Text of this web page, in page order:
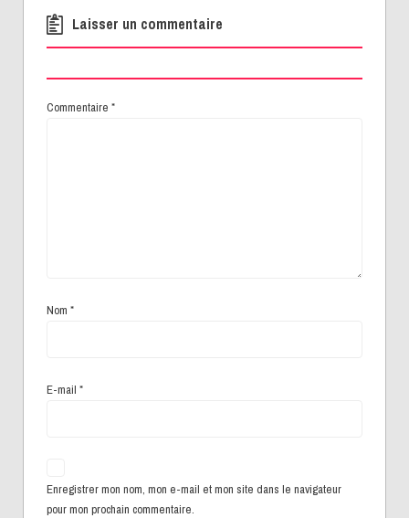
Laisser un commentaire
Commentaire *
Nom *
E-mail *
Enregistrer mon nom, mon e-mail et mon site dans le navigateur
pour mon prochain commentaire.